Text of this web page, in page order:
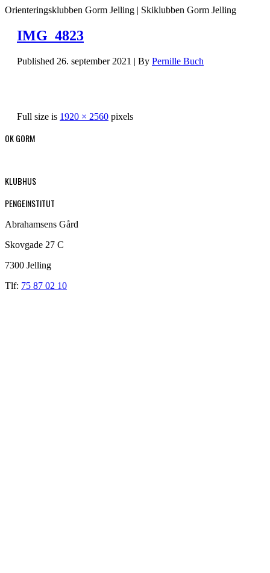
Orienteringsklubben Gorm Jelling | Skiklubben Gorm Jelling
IMG_4823
Published 26. september 2021 | By Pernille Buch
Full size is 1920 × 2560 pixels
OK GORM
KLUBHUS
PENGEINSTITUT
Abrahamsens Gård
Skovgade 27 C
7300 Jelling
Tlf: 75 87 02 10